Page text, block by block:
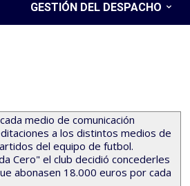
GESTIÓN DEL DESPACHO
medio de comunicación
a los distintos medios de
del equipo de futbol.
Cero" el club decidió concederles
abonasen 18.000 euros por cada